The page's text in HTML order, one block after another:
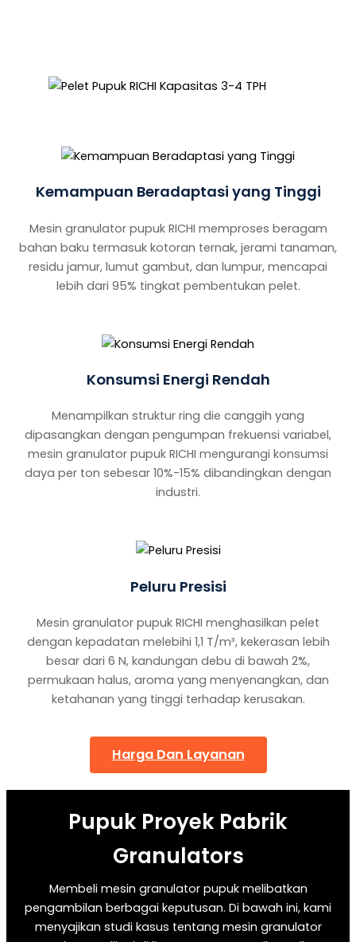
Kemampuan Beradaptasi yang Tinggi
Mesin granulator pupuk RICHI memproses beragam
bahan baku termasuk kotoran ternak, jerami tanaman,
residu jamur, lumut gambut, dan lumpur, mencapai
lebih dari 95% tingkat pembentukan pelet.
Konsumsi Energi Rendah
Menampilkan struktur ring die canggih yang
dipasangkan dengan pengumpan frekuensi variabel,
mesin granulator pupuk RICHI mengurangi konsumsi
daya per ton sebesar 10%-15% dibandingkan dengan
industri.
Peluru Presisi
Mesin granulator pupuk RICHI menghasilkan pelet
dengan kepadatan melebihi 1,1 T/m³, kekerasan lebih
besar dari 6 N, kandungan debu di bawah 2%,
permukaan halus, aroma yang menyenangkan, dan
ketahanan yang tinggi terhadap kerusakan.
Harga Dan Layanan
Pupuk Proyek Pabrik
GranulatorS
Membeli mesin granulator pupuk melibatkan
pengambilan berbagai keputusan. Di bawah ini, kami
menyajikan studi kasus tentang mesin granulator